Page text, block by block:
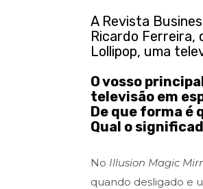
A Revista
Ricardo Ferreira,
Lollipop, uma
O vosso
televisão em
De que forma é
Qual o
No Illusion Magic
quando desligado e